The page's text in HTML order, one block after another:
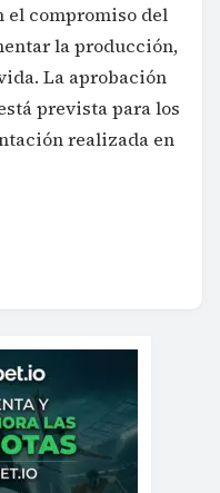
el compromiso del
la producción,
La aprobación
prevista para los
realizada en